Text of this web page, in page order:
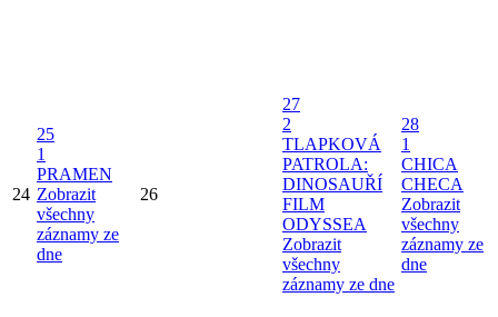
24
25
1
PRAMEN
Zobrazit
všechny
záznamy ze
dne
26
27
2
TLAPKOVÁ
PATROLA:
DINOSAUŘÍ
FILM
ODYSSEA
Zobrazit
všechny
záznamy ze dne
28
1
CHICA
CHECA
Zobrazit
všechny
záznamy ze
dne